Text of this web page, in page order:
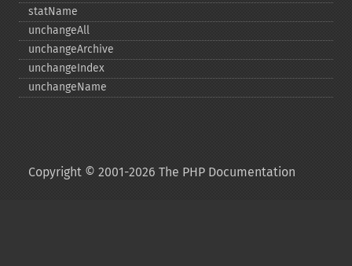
statName
unchangeAll
unchangeArchive
unchangeIndex
unchangeName
Copyright © 2001-2026 The PHP Documentation